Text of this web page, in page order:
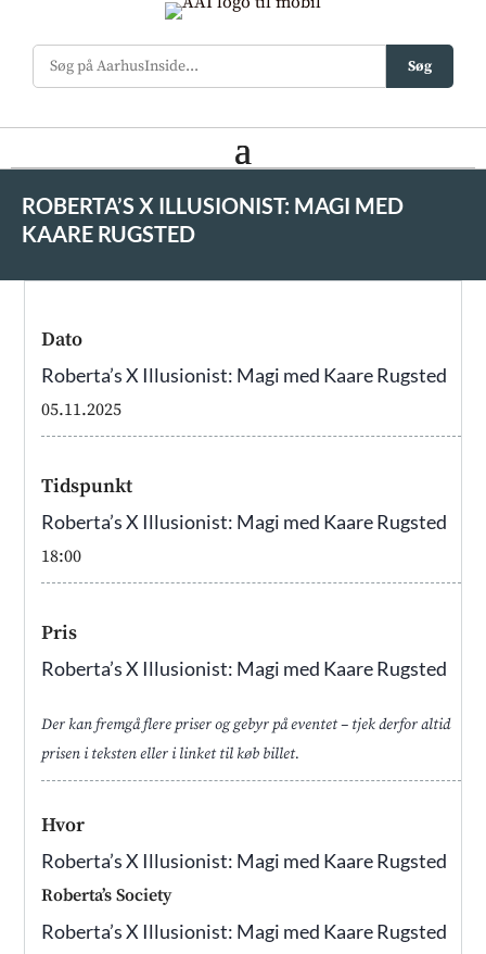
Søg
ROBERTA’S X ILLUSIONIST: MAGI MED
KAARE RUGSTED
Dato
Roberta’s X Illusionist: Magi med Kaare Rugsted
05.11.2025
Tidspunkt
Roberta’s X Illusionist: Magi med Kaare Rugsted
18:00
Pris
Roberta’s X Illusionist: Magi med Kaare Rugsted
Der kan fremgå flere priser og gebyr på eventet – tjek derfor altid
prisen i teksten eller i linket til køb billet.
Hvor
Roberta’s X Illusionist: Magi med Kaare Rugsted
Roberta’s Society
Roberta’s X Illusionist: Magi med Kaare Rugsted